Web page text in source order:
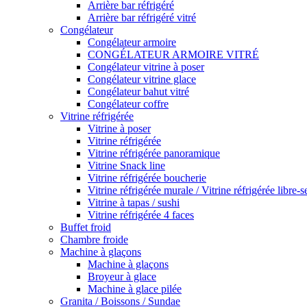
Arrière bar réfrigéré
Arrière bar réfrigéré vitré
Congélateur
Congélateur armoire
CONGÉLATEUR ARMOIRE VITRÉ
Congélateur vitrine à poser
Congélateur vitrine glace
Congélateur bahut vitré
Congélateur coffre
Vitrine réfrigérée
Vitrine à poser
Vitrine réfrigérée
Vitrine réfrigérée panoramique
Vitrine Snack line
Vitrine réfrigérée boucherie
Vitrine réfrigérée murale / Vitrine réfrigérée libre-
Vitrine à tapas / sushi
Vitrine réfrigérée 4 faces
Buffet froid
Chambre froide
Machine à glaçons
Machine à glaçons
Broyeur à glace
Machine à glace pilée
Granita / Boissons / Sundae